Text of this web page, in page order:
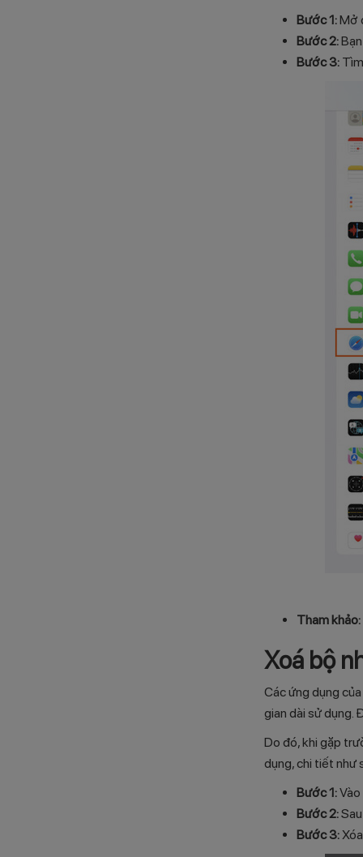
Bước 1:Mở
Bước 2:
Bước 3:
Tham
Xoá bộ
Các ứng dụng
gian dài sử dụng.
Do đó, khi gặp
dụng, chi tiết như
Bước 1:
Bước 2:
Bước 3: